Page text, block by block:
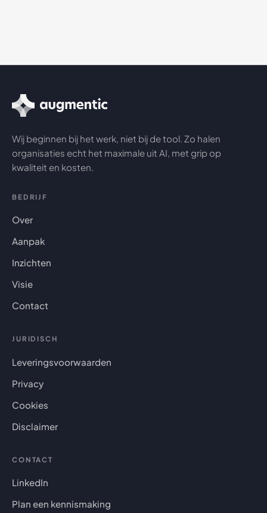
Wij beginnen bij het werk, niet bij de tool. Zo halen
organisaties echt het maximale uit AI, met grip op
kwaliteit en kosten.
BEDRIJF
Over
Aanpak
Inzichten
Visie
Contact
JURIDISCH
Leveringsvoorwaarden
Privacy
Cookies
Disclaimer
CONTACT
LinkedIn
Plan een kennismaking